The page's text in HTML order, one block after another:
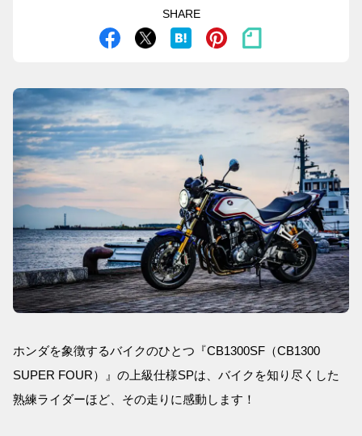
SHARE
ホンダを象徴するバイクのひとつ『CB1300SF（CB1300
SUPER FOUR）』の上級仕様SPは、バイクを知り尽くした
熟練ライダーほど、その走りに感動します！